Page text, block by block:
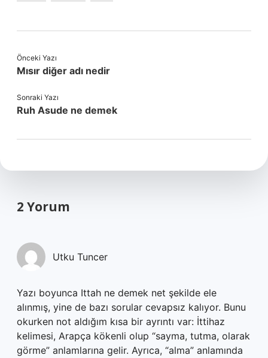
Önceki Yazı
Mısır diğer adı nedir
Sonraki Yazı
Ruh Asude ne demek
2 Yorum
Utku Tuncer
Yazı boyunca Ittah ne demek net şekilde ele
alınmış, yine de bazı sorular cevapsız kalıyor. Bunu
okurken not aldığım kısa bir ayrıntı var: İttihaz
kelimesi, Arapça kökenli olup “sayma, tutma, olarak
görme” anlamlarına gelir. Ayrıca, “alma” anlamında